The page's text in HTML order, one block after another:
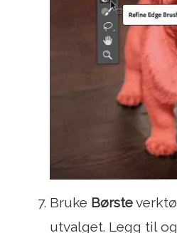
Bruke Børste
utvalget. Legg til